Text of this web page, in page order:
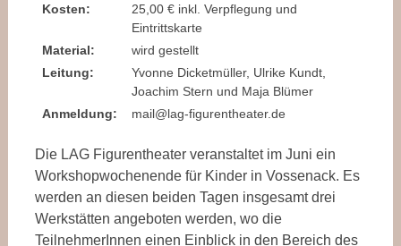
Kosten:
25,00 € inkl. Verpflegung und
Eintrittskarte
Material:
wird gestellt
Leitung:
Yvonne Dicketmüller, Ulrike Kundt,
Joachim Stern und Maja Blümer
Anmeldung:
mail@lag-figurentheater.de
Die LAG Figurentheater veranstaltet im Juni ein
Workshopwochenende für Kinder in Vossenack. Es
werden an diesen beiden Tagen insgesamt drei
Werkstätten angeboten werden, wo die
TeilnehmerInnen einen Einblick in den Bereich des